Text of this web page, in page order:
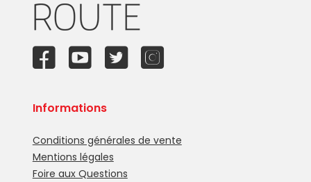
Informations
Conditions générales de vente
Mentions légales
Foire aux Questions